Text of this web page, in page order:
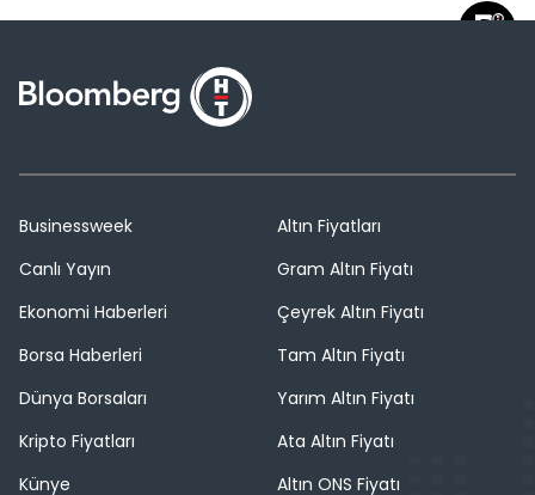
Businessweek
Canlı Yayın
Ekonomi Haberleri
Borsa Haberleri
Dünya Borsaları
Kripto Fiyatları
Künye
Altın Fiyatları
Gram Altın Fiyatı
Çeyrek Altın Fiyatı
Tam Altın Fiyatı
Yarım Altın Fiyatı
Ata Altın Fiyatı
Altın ONS Fiyatı